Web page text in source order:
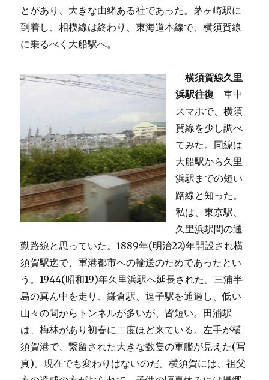
とがあり、大きな由緒ある社であった。茅ヶ崎駅に
到着し、相模線は終わり、東海道本線で、横須賀線
に乗るべく大船駅へ。
横須賀線久里
浜駅往復 車中
スマホで、横須
賀線を少し調べ
てみた。同線は
大船駅から久里
浜駅までの短い
路線と知った。
私は、東京駅、
久里浜駅間の通
勤路線と思っていた。1889年(明治22)年開設され横
須賀駅迄で、軍港都市への輸送のためであったとい
う。1944(昭和19)年久里浜駅へ延長された。三浦半
島の真ん中を走り、鎌倉駅、逗子駅を通過し、低い
山々の間からトンネルが多いが、皆短い。田浦駅
は、梅林があり初春に二度ほど来ている。左手が横
須賀港で、繋留された大きな数隻の軍艦が見えた(写
真)。現在でも変わりはないのだ。横須賀には、祖父